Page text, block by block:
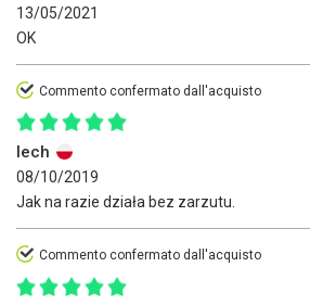
13/05/2021
OK
Commento confermato dall'acquisto
lech
08/10/2019
Jak na razie działa bez zarzutu.
Commento confermato dall'acquisto